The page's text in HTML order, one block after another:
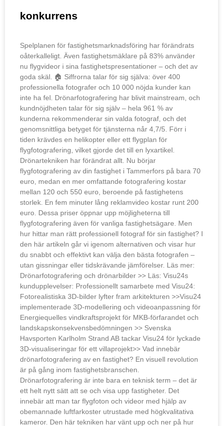
konkurrens
Spelplanen för fastighetsmarknadsföring har förändrats
oåterkalleligt. Även fastighetsmäklare på 83% använder
nu flygvideor i sina fastighetspresentationer – och det av
goda skäl. 🏠 Siffrorna talar för sig själva: över 400
professionella fotografer och 10 000 nöjda kunder kan
inte ha fel. Drönarfotografering har blivit mainstream, och
kundnöjdheten talar för sig själv – hela 961 % av
kunderna rekommenderar sin valda fotograf, och det
genomsnittliga betyget för tjänsterna når 4,7/5. Förr i
tiden krävdes en helikopter eller ett flygplan för
flygfotografering, vilket gjorde det till en lyxartikel.
Drönartekniken har förändrat allt. Nu börjar
flygfotografering av din fastighet i Tammerfors på bara 70
euro, medan en mer omfattande fotografering kostar
mellan 120 och 550 euro, beroende på fastighetens
storlek. En fem minuter lång reklamvideo kostar runt 200
euro. Dessa priser öppnar upp möjligheterna till
flygfotografering även för vanliga fastighetsägare. Men
hur hittar man rätt professionell fotograf för sin fastighet? I
den här artikeln går vi igenom alternativen och visar hur
du snabbt och effektivt kan välja den bästa fotografen –
utan gissningar eller tidskrävande jämförelser. Läs mer:
Drönarfotografering och drönarbilder >> Läs: Visu24s
kundupplevelser: Professionellt samarbete med Visu24:
Fotorealistiska 3D-bilder lyfter fram arkitekturen >>Visu24
implementerade 3D-modellering och videoanpassning för
Energiequelles vindkraftsprojekt för MKB-förfarandet och
landskapskonsekvensbedömningen >> Svenska
Havsporten Karlholm Strand AB tackar Visu24 för lyckade
3D-visualiseringar för ett villaprojekt>> Vad innebär
drönarfotografering av en fastighet? En visuell revolution
är på gång inom fastighetsbranschen.
Drönarfotografering är inte bara en teknisk term – det är
ett helt nytt sätt att se och visa upp fastigheter. Det
innebär att man tar flygfoton och videor med hjälp av
obemannade luftfarkoster utrustade med högkvalitativa
kameror. Den här tekniken har vänt upp och ner på hur